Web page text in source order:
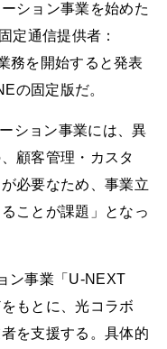
ション事業を始めた
定通信提供者：
務を開始すると発表
の固定版だ。
ション事業には、異
顧客管理・カスタ
必要なため、事業立
ことが課題」となっ
ン事業「U-NEXT
もとに、光コラボ
を支援する。具体的